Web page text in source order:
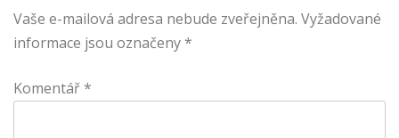
Vaše e-mailová adresa nebude zveřejněna. Vyžadované
informace jsou označeny *
Komentář *